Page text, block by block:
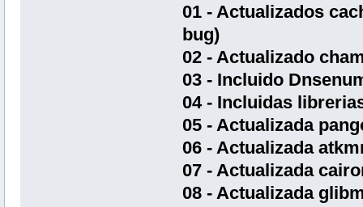
01 - Actualizados
bug)
02 - Actualizado
03 - Incluido
04 - Incluidas
05 - Actualizada
06 - Actualizada
07 - Actualizada
08 - Actualizada